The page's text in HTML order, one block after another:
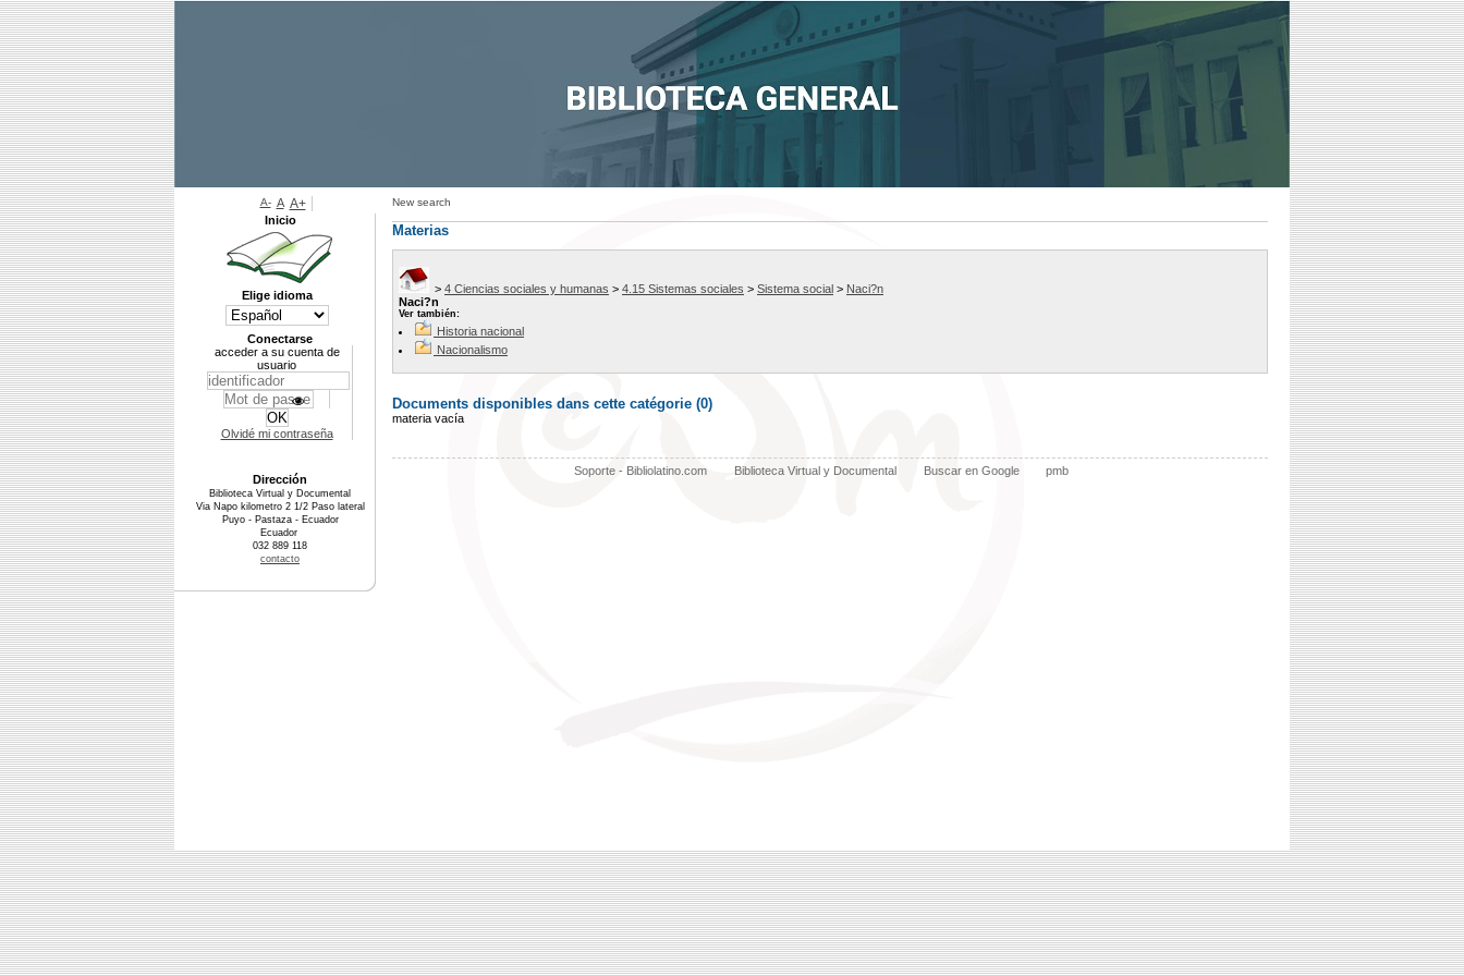
New search
Materias
> 4 Ciencias sociales y humanas > 4.15 Sistemas sociales > Sistema social > Naci?n
Naci?n
Ver también:
Historia nacional
Nacionalismo
Documents disponibles dans cette catégorie (0)
materia vacía
Soporte - Bibliolatino.com Biblioteca Virtual y Documental Buscar en Google pmb
A- A A+
Inicio
Elige idioma
Conectarse
acceder a su cuenta de
usuario
Olvidé mi contraseña
Dirección
Biblioteca Virtual y Documental
Via Napo kilometro 2 1/2 Paso lateral
Puyo - Pastaza - Ecuador
Ecuador
032 889 118
contacto